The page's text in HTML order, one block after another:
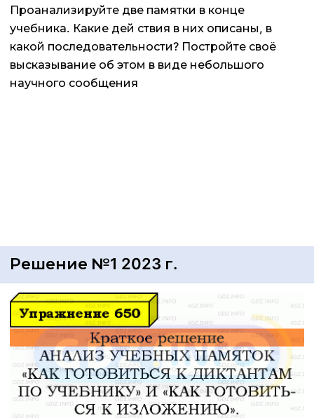
Проанализируйте две памятки в конце
учебника. Какие дей­ ствия в них описаны, в
какой последовательности? Постройте своё
высказывание об этом в виде небольшого
научного сообщения
Решение №1 2023 г.